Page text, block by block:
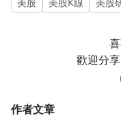
歡迎分
作者文章